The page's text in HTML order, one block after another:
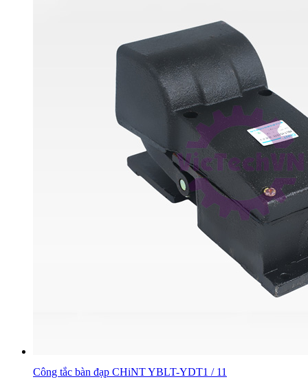
Công tắc bàn đạp CHiNT YBLT-YDT1 / 11